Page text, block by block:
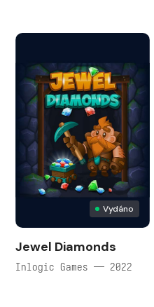
Vydáno
Jewel Diamonds
Inlogic Games — 2022